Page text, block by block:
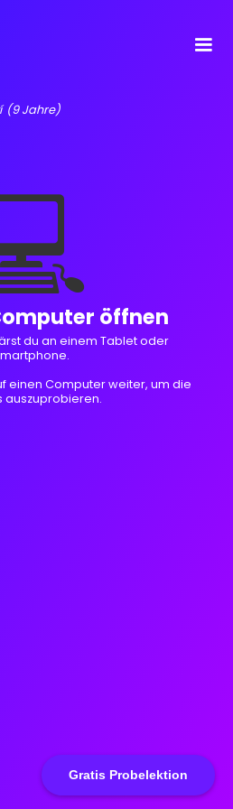
Gratis Probelektion
(9 Jahre)
öffnen
du an einem Tablet oder
einen Computer weiter, um die
auszuprobieren.